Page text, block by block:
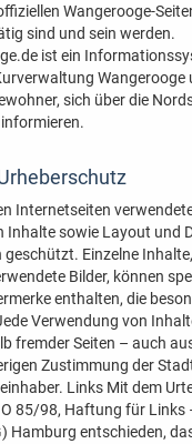
Wangerooge-
sind und sein werden.
ist ein
Wangerooge
sich über die
Internetseiten
Inhalte sowie Layout und
Einzelne Inhalte,
Bilder, können
enthalten, die
Verwendung von
fremder Seiten – auch
Zustimmung der
Links Mit dem
85/98, Haftung für Links
Hamburg entschieden,